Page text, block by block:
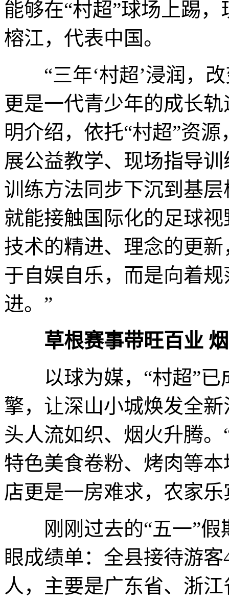
能够在“村超”球场上踢
榕江，代表中国。
“三年‘村超’浸润，改
更是一代青少年的成长
明介绍，依托“村超”资
展公益教学、现场指导
训练方法同步下沉到基
就能接触国际化的足球
技术的精进、理念的更
于自娱自乐，而是向着
进。”
草根赛事带旺百业
以球为媒，“村超”已
擎，让深山小城焕发全
头人流如织、烟火升腾
特色美食卷粉、烤肉等
店更是一房难求，农家
刚刚过去的“五一”假
眼成绩单：全县接待游
人，主要是广东省、浙